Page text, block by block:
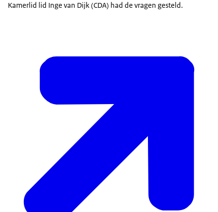
Kamerlid lid Inge van Dijk (CDA) had de vragen gesteld.